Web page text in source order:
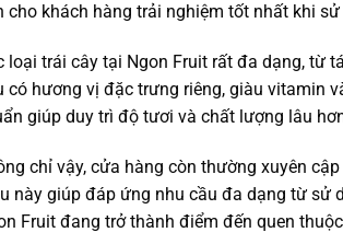
cho khách hàng trải nghiệm tốt nhất khi sử
loại trái cây tại Ngon Fruit rất đa dạng, từ
có hương vị đặc trưng riêng, giàu vitamin
giúp duy trì độ tươi và chất lượng lâu
chỉ vậy, cửa hàng còn thường xuyên
này giúp đáp ứng nhu cầu đa dạng từ sử
Fruit đang trở thành điểm đến quen